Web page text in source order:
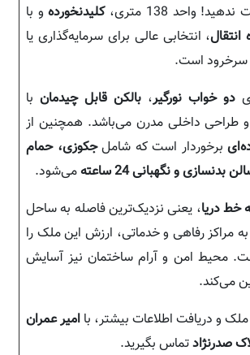
واحد 138 متری،
کلیدنخوردهو با
، انتخابی عالی برای سرمایه‌گذاری یا
سرخرود است.
دو خواب نورگیر، بالکن قابل چیدمان با
طراحی داخلی مدرن می‌باشد. همچنین از
برخوردار است که شاملجکوزی، حمام
و نگهبانی 24 ساعته
می‌شود.
خط دریا، یعنی نزدیک‌ترین فاصله به ساحل
مراکز رفاهی و خدماتی، ارزش این ملک را
محیط امن و آرام ساختمان نیز آسایش
می‌کند.
و دریافت اطلاعات بیشتر، با امیر عمران
صدرنژادتماس بگیرید.